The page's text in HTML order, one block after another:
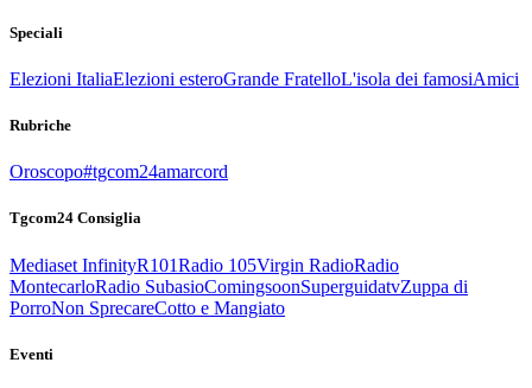
Speciali
Elezioni ItaliaElezioni esteroGrande FratelloL'isola dei famosiAmici
Rubriche
Oroscopo#tgcom24amarcord
Tgcom24 Consiglia
Mediaset InfinityR101Radio 105Virgin RadioRadio
MontecarloRadio SubasioComingsoonSuperguidatvZuppa di
PorroNon SprecareCotto e Mangiato
Eventi